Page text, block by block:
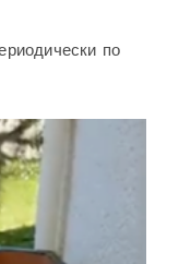
по